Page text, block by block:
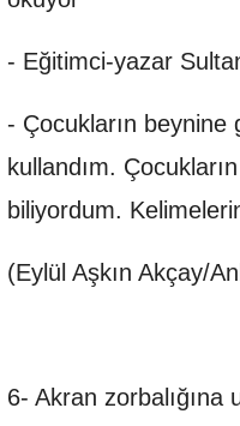
- Eğitimci-yazar
- Çocukların beynine
kullandım.
biliyordum.
(Eylül Aşkın Akçay/
6- Akran